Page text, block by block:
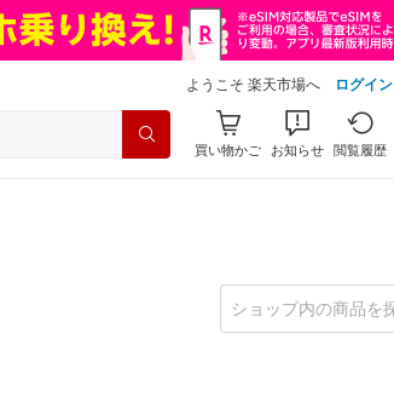
ようこそ 楽天市場へ ログイン
買い物かご お知らせ 閲覧履歴